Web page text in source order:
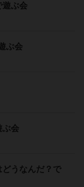
遊ぶ会
ぶ会
ぶ会
どうなんだ？で